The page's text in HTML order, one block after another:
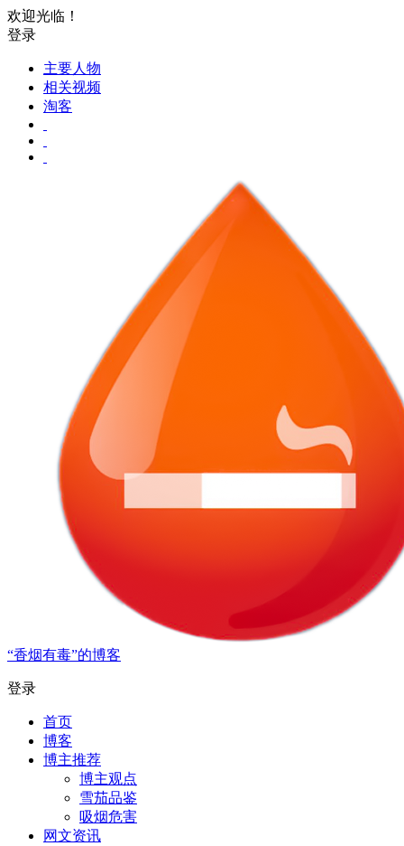
欢迎光临！
登录
主要人物
相关视频
淘客
“香烟有毒”的博客
登录
首页
博客
博主推荐
博主观点
雪茄品鉴
吸烟危害
网文资讯